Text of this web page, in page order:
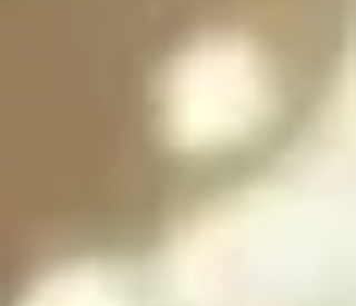
infierno y SOLO se
puede salir del infierno
caídos resolviendo las
paradojas infernales
de la oscuridad
Cada angel y arcángel